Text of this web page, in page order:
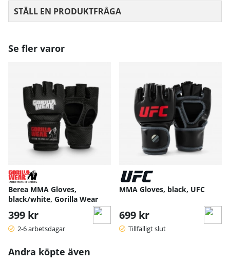
STÄLL EN PRODUKTFRÅGA
Se fler varor
Berea MMA Gloves,
black/white, Gorilla Wear
399 kr
2-6 arbetsdagar
MMA Gloves, black, UFC
699 kr
Tillfälligt slut
Andra köpte även